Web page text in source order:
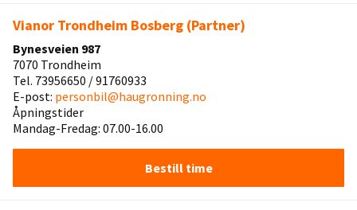
Vianor Trondheim Bosberg (Partner)
Bynesveien 987
7070 Trondheim
Tel. 73956650 / 91760933
E-post: personbil@haugronning.no
Åpningstider
Mandag-Fredag: 07.00-16.00
Bestill time